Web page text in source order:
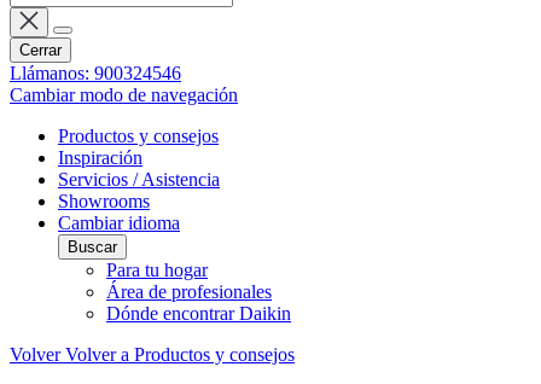
Cerrar
Llámanos: 900324546
Cambiar modo de navegación
Productos y consejos
Inspiración
Servicios / Asistencia
Showrooms
Cambiar idioma
Buscar
Para tu hogar
Área de profesionales
Dónde encontrar Daikin
Volver Volver a Productos y consejos